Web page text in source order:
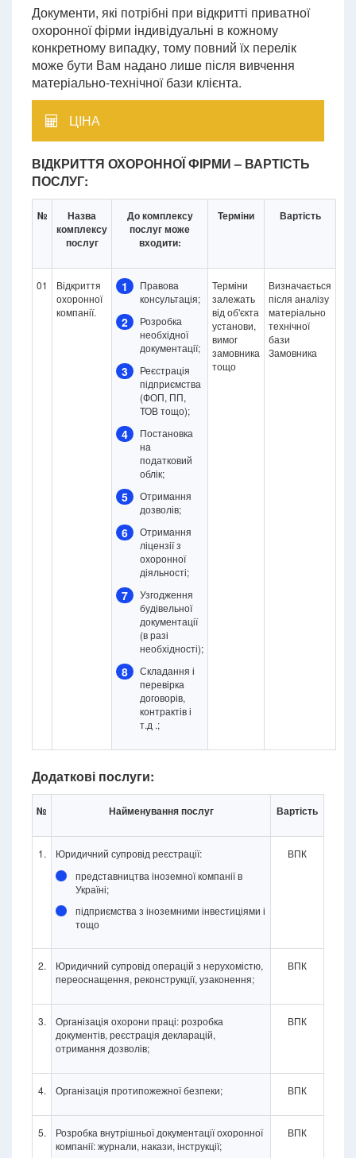
Документи, які потрібні при відкритті приватної
охоронної фірми індивідуальні в кожному
конкретному випадку, тому повний їх перелік
може бути Вам надано лише після вивчення
матеріально-технічної бази клієнта.
ЦІНА
ВІДКРИТТЯ ОХОРОННОЇ ФІРМИ – ВАРТІСТЬ
ПОСЛУГ:
№
Назва
комплексу
послуг
До комплексу
послуг може
входити:
Терміни Вартість
01
Відкриття
охоронної
компанії.
1
Правова
консультація;
2
Розробка
необхідної
документації;
3
Реєстрація
підприємства
(ФОП, ПП,
ТОВ тощо);
4
Постановка
на
податковий
облік;
5
Отримання
дозволів;
6
Отримання
ліцензії з
охоронної
діяльності;
7
Узгодження
будівельної
документації
(в разі
необхідності);
8
Складання і
перевірка
договорів,
контрактів і
т.д .;
Терміни
залежать
від об'єкта
установи,
вимог
замовника
тощо
Визначається
після аналізу
матеріально
технічної
бази
Замовника
Додаткові послуги:
№ Найменування послуг Вартість
1.
Юридичний супровід реєстрації:
представництва іноземної компанії в
Україні;
підприємства з іноземними інвестиціями і
тощо
ВПК
2.
Юридичний супровід операцій з нерухомістю,
переоснащення, реконструкції, узаконення;
ВПК
3.
Організація охорони праці: розробка
документів, реєстрація декларацій,
отримання дозволів;
ВПК
4. Організація протипожежної безпеки; ВПК
5.
Розробка внутрішньої документації охоронної
компанії: журнали, накази, інструкції;
ВПК